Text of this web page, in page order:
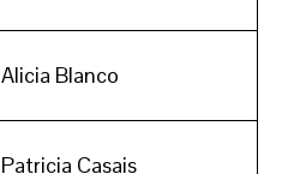
Alicia Blanco
Patricia Casais